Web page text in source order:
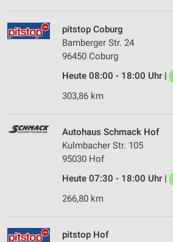
pitstop Coburg
Bamberger Str. 24
96450 Coburg
Heute 08:00 - 18:00 Uhr |
303,86 km
Autohaus Schmack Hof
Kulmbacher Str. 105
95030 Hof
Heute 07:30 - 18:00 Uhr |
266,80 km
pitstop Hof